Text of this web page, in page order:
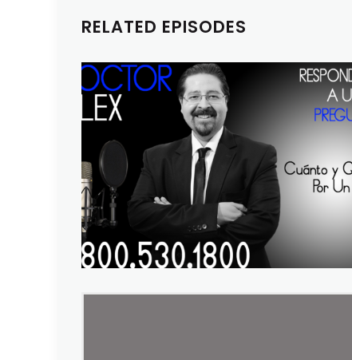
RELATED EPISODES